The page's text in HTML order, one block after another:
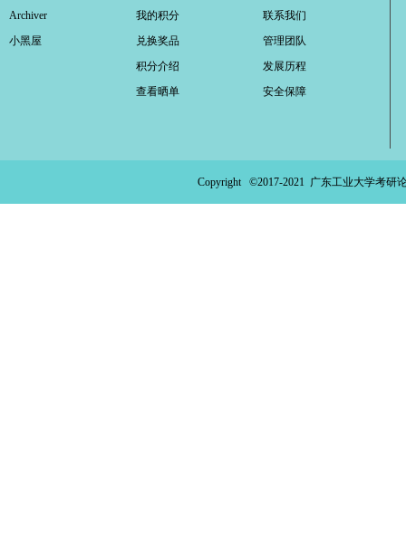
Archiver
小黑屋
我的积分
兑换奖品
积分介绍
查看晒单
联系我们
管理团队
发展历程
安全保障
Copyright ©2017-2021 广东工业大学考研